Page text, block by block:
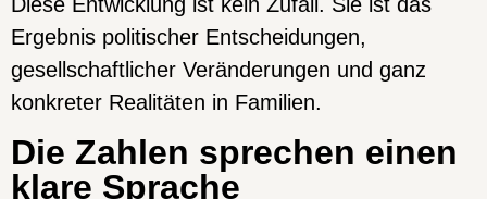
Ergebnis politischer Entscheidungen,
gesellschaftlicher Veränderungen und ganz
konkreter Realitäten in Familien.
Die Zahlen sprechen einen
klare Sprache